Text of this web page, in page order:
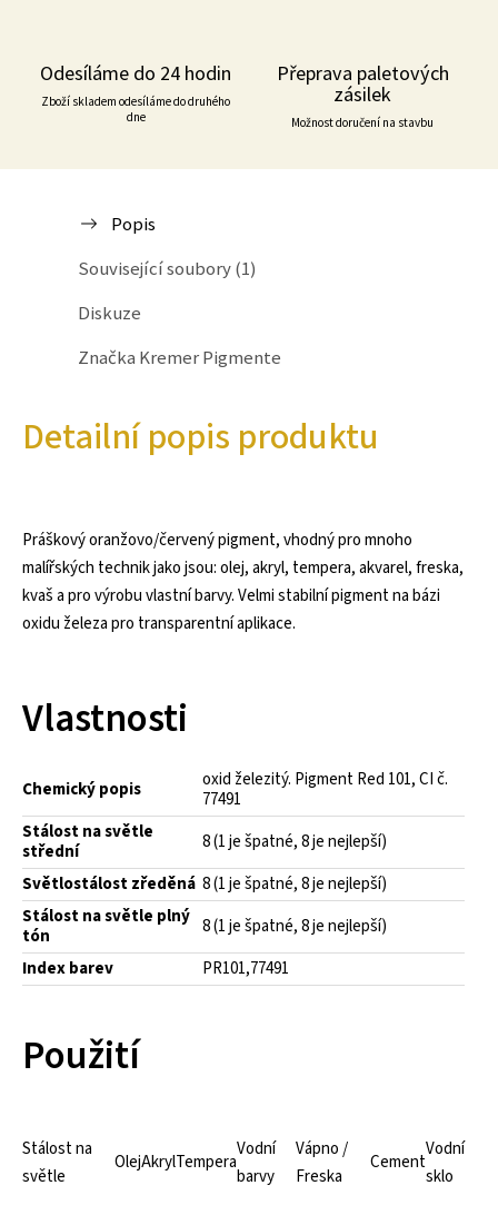
Odesíláme do 24 hodin
Zboží skladem odesíláme do druhého
dne
Přeprava paletových
zásilek
Možnost doručení na stavbu
Popis
Související soubory (1)
Diskuze
Značka Kremer Pigmente
Detailní popis produktu
Práškový oranžovo/červený pigment, vhodný pro mnoho
malířských technik jako jsou: olej, akryl, tempera, akvarel, freska,
kvaš a pro výrobu vlastní barvy. Velmi stabilní pigment na bázi
oxidu železa pro transparentní aplikace.
Vlastnosti
Chemický popis
oxid železitý. Pigment Red 101, CI č.
77491
Stálost na světle
střední
8 (1 je špatné, 8 je nejlepší)
Světlostálost zředěná 8 (1 je špatné, 8 je nejlepší)
Stálost na světle plný
tón
8 (1 je špatné, 8 je nejlepší)
Index barev
PR101,77491
Použití
Stálost na
světle
OlejAkrylTempera
Vodní
barvy
Vápno /
Freska
Cement
Vodní
sklo